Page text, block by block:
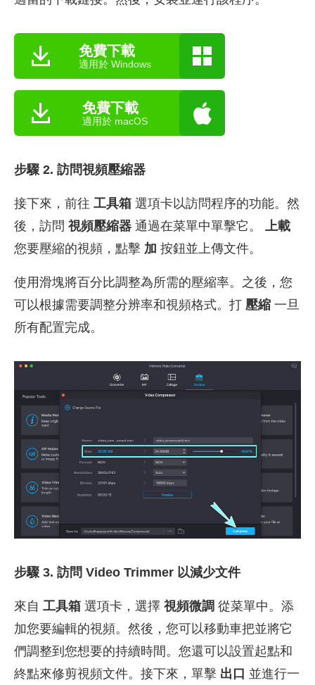
免費下載
適用於 Windows
免費下載
適用於 macOS
步驟 2. 訪問視頻壓縮器
接下來，前往 工具箱 選項卡以訪問程序的功能。然
後，訪問 視頻壓縮器 通過在菜單中單擊它。 上載
您要壓縮的視頻，點擊 加 按鈕並上傳文件。
使用滑塊將百分比調整為所需的壓縮率。之後，您
可以根據需要調整分辨率和視頻格式。打 壓縮 一旦
所有配置完成。
步驟 3. 訪問 Video Trimmer 以減少文件
來自 工具箱 選項卡，選擇 視頻微調 從菜單中。添
加您要編輯的視頻。然後，您可以移動車把並將它
們調整到您想要的持續時間。您還可以設置起點和
終點來修剪視頻文件。接下來，單擊 出口 並進行一